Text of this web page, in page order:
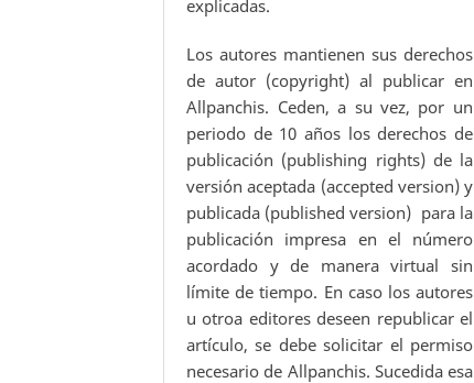
explicadas.
Los autores mantienen sus derechos
de autor (copyright) al publicar en
Allpanchis. Ceden, a su vez, por un
periodo de 10 años los derechos de
publicación (publishing rights) de la
versión aceptada (accepted version) y
publicada (published version) para la
publicación impresa en el número
acordado y de manera virtual sin
límite de tiempo. En caso los autores
u otroa editores deseen republicar el
artículo, se debe solicitar el permiso
necesario de Allpanchis. Sucedida esa